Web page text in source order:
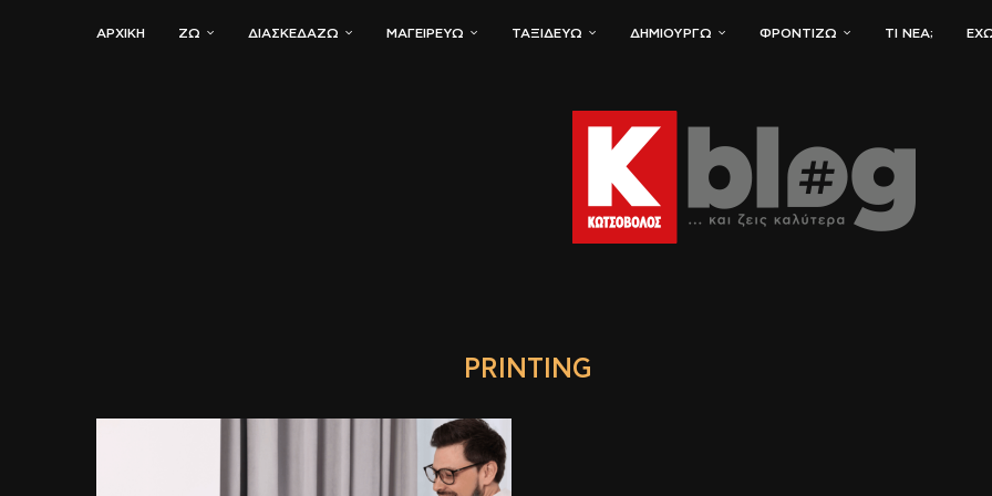
ΑΡΧΙΚΗ ΖΏ ΔΙΑΣΚΕΔΆΖΩ ΜΑΓΕΙΡΕΎΩ ΤΑΞΙΔΕΎΩ ΔΗΜΙΟΥΡΓΏ ΦΡΟΝΤΊΖΩ ΤΙ ΝΈΑ;
PRINTING